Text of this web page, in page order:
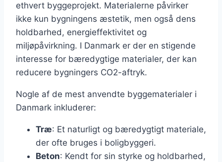
ethvert byggeprojekt. Materialerne påvirker
ikke kun bygningens æstetik, men også dens
holdbarhed, energieffektivitet og
miljøpåvirkning. I Danmark er der en stigende
interesse for bæredygtige materialer, der kan
reducere bygningers CO2-aftryk.
Nogle af de mest anvendte byggematerialer i
Danmark inkluderer:
Træ: Et naturligt og bæredygtigt materiale,
der ofte bruges i boligbyggeri.
Beton: Kendt for sin styrke og holdbarhed,